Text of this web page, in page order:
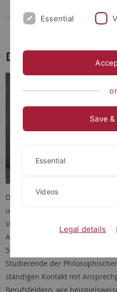
Praxisportal - Die Praktikums- und
Das Praxisportal
Das Praxisportal der Universität
universitätseigene Stellenbörse,
studentische Nebentätigkeiten,
Absolventenstellen suchen
500-600 spannende
Studierende der
ständigen Kontakt mit
Berufsfeldern, wie
Essential
or
Save
Essential
Videos
Legal details